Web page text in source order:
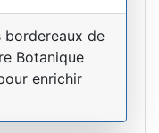
bordereaux de
Botanique
enrichir